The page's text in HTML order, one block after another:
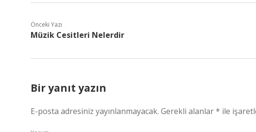
Önceki Yazı
Müzik Cesitleri Nelerdir
Bir yanıt yazın
E-posta adresiniz yayınlanmayacak. Gerekli alanlar* ile